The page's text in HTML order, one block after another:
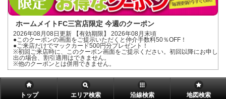
ホームメイトFC三宮店限定 今週のクーポン
2026年08月08日更新 【有効期限】 2026年08月末頃
●このクーポンの画面をご提示いただくと仲介手数料50％OFF！
●ご来店だけでマックカード500円分プレゼント！
※初回ご来店時に、このクーポン画面をご提示ください。初回以降にお申し
出の場合、割引適用はできません。
※他のクーポンとは併用できません。
トップ エリア検索 沿線検索 地図検索